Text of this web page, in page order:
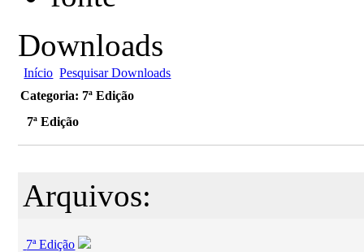
Downloads
Início Pesquisar Downloads
Categoria: 7ª Edição
7ª Edição
Arquivos:
7ª Edição